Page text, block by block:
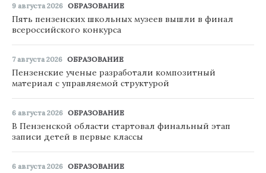
9 августа 2026 ОБРАЗОВАНИЕ
Пять пензенских школьных музеев вышли в финал
всероссийского конкурса
7 августа 2026 ОБРАЗОВАНИЕ
Пензенские ученые разработали композитный
материал с управляемой структурой
6 августа 2026 ОБРАЗОВАНИЕ
В Пензенской области стартовал финальный этап
записи детей в первые классы
6 августа 2026 ОБРАЗОВАНИЕ